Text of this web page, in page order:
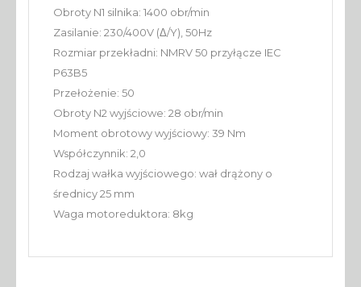
Obroty N1 silnika: 1400 obr/min
Zasilanie: 230/400V (Δ/Y), 50Hz
Rozmiar przekładni: NMRV 50 przyłącze IEC
P63B5
Przełożenie: 50
Obroty N2 wyjściowe: 28 obr/min
Moment obrotowy wyjściowy: 39 Nm
Współczynnik: 2,0
Rodzaj wałka wyjściowego: wał drążony o
średnicy 25 mm
Waga motoreduktora: 8kg